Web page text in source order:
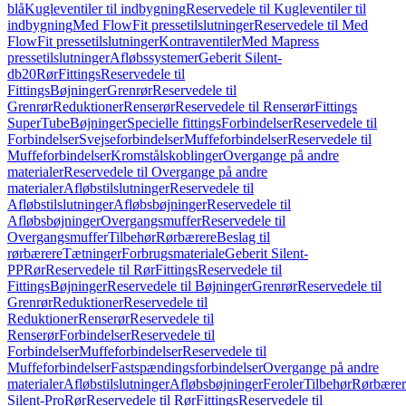
blåKugleventiler til indbygningReservedele til Kugleventiler til
indbygningMed FlowFit pressetilslutningerReservedele til Med
FlowFit pressetilslutningerKontraventilerMed Mapress
pressetilslutningerAfløbssystemerGeberit Silent-
db20RørFittingsReservedele til
FittingsBøjningerGrenrørReservedele til
GrenrørReduktionerRenserørReservedele til RenserørFittings
SuperTubeBøjningerSpecielle fittingsForbindelserReservedele til
ForbindelserSvejseforbindelserMuffeforbindelserReservedele til
MuffeforbindelserKromstålskoblingerOvergange på andre
materialerReservedele til Overgange på andre
materialerAfløbstilslutningerReservedele til
AfløbstilslutningerAfløbsbøjningerReservedele til
AfløbsbøjningerOvergangsmufferReservedele til
OvergangsmufferTilbehørRørbærereBeslag til
rørbærereTætningerForbrugsmaterialeGeberit Silent-
PPRørReservedele til RørFittingsReservedele til
FittingsBøjningerReservedele til BøjningerGrenrørReservedele til
GrenrørReduktionerReservedele til
ReduktionerRenserørReservedele til
RenserørForbindelserReservedele til
ForbindelserMuffeforbindelserReservedele til
MuffeforbindelserFastspændingsforbindelserOvergange på andre
materialerAfløbstilslutningerAfløbsbøjningerFerolerTilbehør
Silent-ProRørReservedele til RørFittingsReservedele til